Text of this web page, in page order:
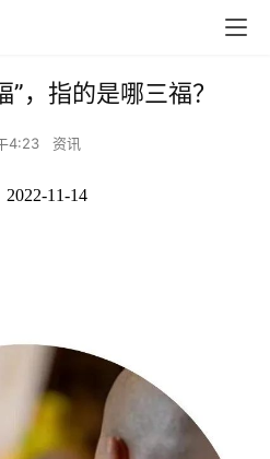
，指的是哪三福？
4:23 资讯
11-14